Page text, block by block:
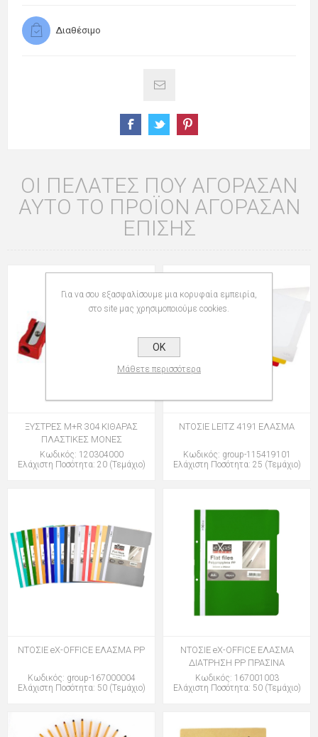
Διαθέσιμο
ΟΙ ΠΕΛΆΤΕΣ ΠΟΥ ΑΓΌΡΑΣΑΝ
ΑΥΤΌ ΤΟ ΠΡΟΪΌΝ ΑΓΌΡΑΣΑΝ
ΕΠΊΣΗΣ
ΞΥΣΤΡΕΣ M+R 304 ΚΙΘΑΡΑΣ
ΠΛΑΣΤΙΚΕΣ ΜΟΝΕΣ
Κωδικός: 120304000
Ελάχιστη Ποσότητα: 20 (Τεμάχιο)
ΝΤΟΣΙΕ LEITZ 4191 ΕΛΑΣΜΑ
Κωδικός: group-115419101
Ελάχιστη Ποσότητα: 25 (Τεμάχιο)
ΝΤΟΣΙΕ eX-OFFICE ΕΛΑΣΜΑ PP
Κωδικός: group-167000004
Ελάχιστη Ποσότητα: 50 (Τεμάχιο)
ΝΤΟΣΙΕ eX-OFFICE ΕΛΑΣΜΑ
ΔΙΑΤΡΗΣΗ PP ΠΡΑΣΙΝΑ
Κωδικός: 167001003
Ελάχιστη Ποσότητα: 50 (Τεμάχιο)
Για να σου εξασφαλίσουμε μια κορυφαία εμπειρία,
στο site μας χρησιμοποιούμε cookies.
OK
Μάθετε περισσότερα